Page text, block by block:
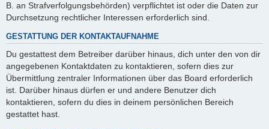
B. an Strafverfolgungsbehörden) verpflichtet ist oder die Daten zur
Durchsetzung rechtlicher Interessen erforderlich sind.
GESTATTUNG DER KONTAKTAUFNAHME
Du gestattest dem Betreiber darüber hinaus, dich unter den von dir
angegebenen Kontaktdaten zu kontaktieren, sofern dies zur
Übermittlung zentraler Informationen über das Board erforderlich
ist. Darüber hinaus dürfen er und andere Benutzer dich
kontaktieren, sofern du dies in deinem persönlichen Bereich
gestattet hast.